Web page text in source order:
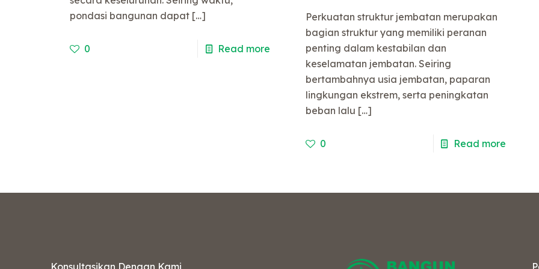
pondasi bangunan dapat[…]
0 Read more
Perkuatan struktur jembatan merupakan
bagian struktur yang memiliki peranan
penting dalam kestabilan dan
keselamatan jembatan. Seiring
bertambahnya usia jembatan, paparan
lingkungan ekstrem, serta peningkatan
beban lalu […]
0 Read more
Konsultasikan Dengan Kami